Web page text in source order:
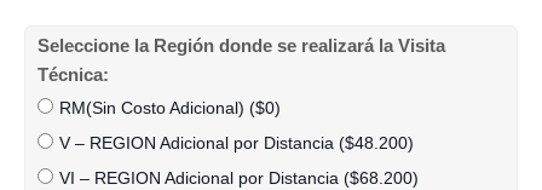
Seleccione la Región donde se realizará la Visita
Técnica:
RM(Sin Costo Adicional) ($0)
V – REGION Adicional por Distancia ($48.200)
VI – REGION Adicional por Distancia ($68.200)